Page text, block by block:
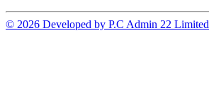
© 2026 Developed by P.C Admin 22 Limited